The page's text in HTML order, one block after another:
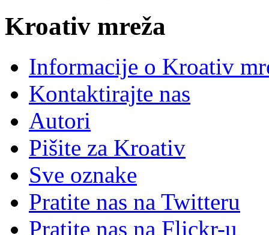
Kroativ mreža
Informacije o Kroativ
Kontaktirajte nas
Autori
Pišite za Kroativ
Sve oznake
Pratite nas na Twitteru
Pratite nas na Flickr-u